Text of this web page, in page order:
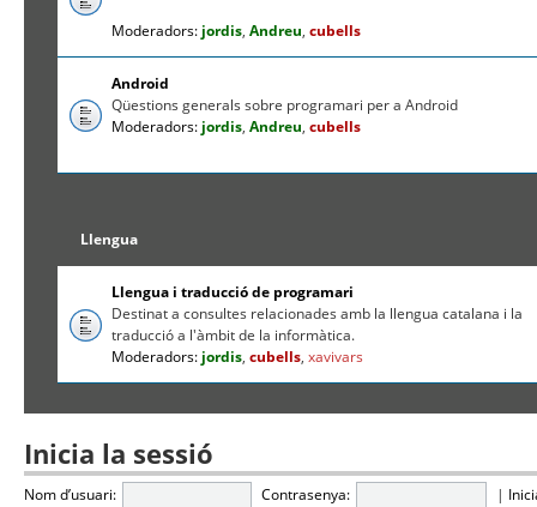
Moderadors: jordis,Andreu,cubells
Android
Qüestions generals sobre programari per a Android
Moderadors: jordis,Andreu,cubells
Llengua
Llengua i traducció de programari
Destinat a consultes relacionades amb la llengua catalana i la
traducció a l'àmbit de la informàtica.
Moderadors: jordis,cubells,xavivars
Inicia la sessió
Nom d’usuari: Contrasenya: |